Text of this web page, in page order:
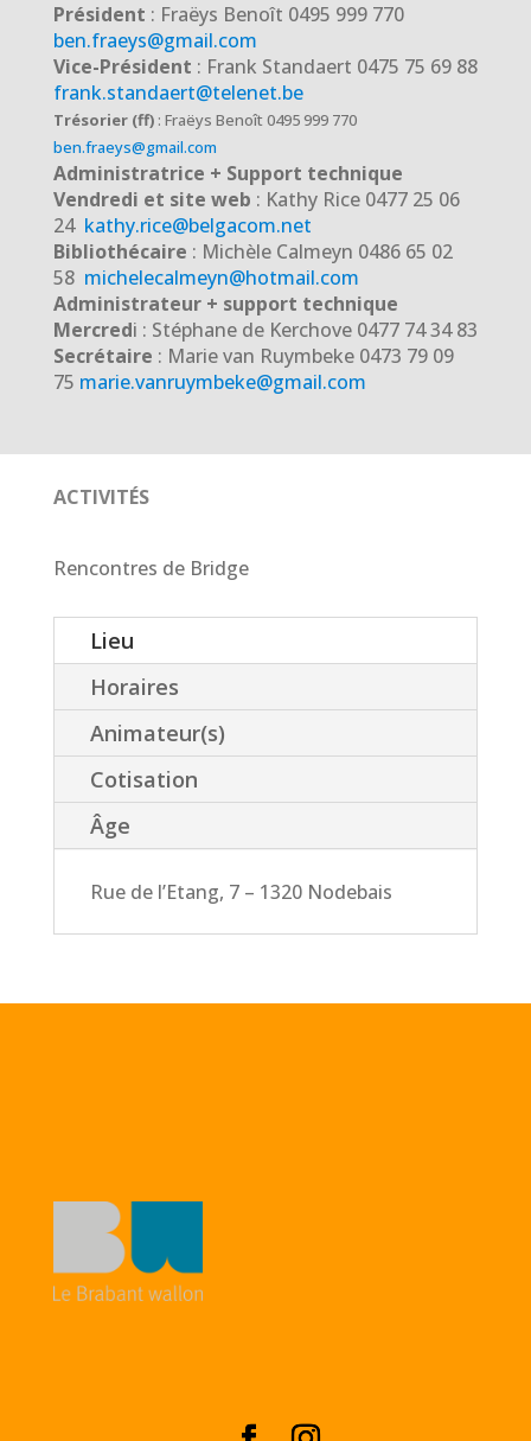
Président : Fraëys Benoît 0495 999 770
ben.fraeys@gmail.com
Vice-Président : Frank Standaert 0475 75 69 88
frank.standaert@telenet.be
Trésorier (ff): Fraëys Benoît 0495 999 770
ben.fraeys@gmail.com
Administratrice + Support technique
Vendredi et site web : Kathy Rice 0477 25 06
24 kathy.rice@belgacom.net
Bibliothécaire : Michèle Calmeyn 0486 65 02
58 michelecalmeyn@hotmail.com
Administrateur + support technique
Mercredi : Stéphane de Kerchove 0477 74 34 83
Secrétaire : Marie van Ruymbeke 0473 79 09
75 marie.vanruymbeke@gmail.com
ACTIVITÉS
Rencontres de Bridge
Lieu
Horaires
Animateur(s)
Cotisation
Âge
Rue de l’Etang, 7 – 1320 Nodebais